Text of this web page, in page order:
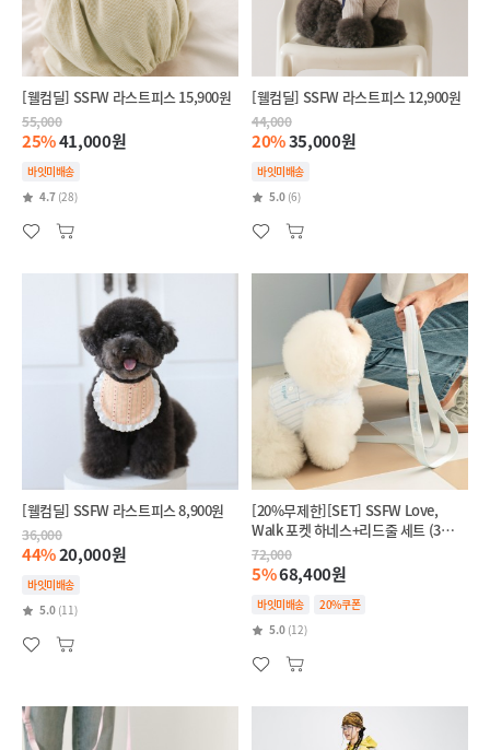
[웰컴딜] SSFW 라스트피스 15,900원
55,000
25%41,000원
바잇미배송
4.7 (28)
[웰컴딜] SSFW 라스트피스 12,900원
44,000
20%35,000원
바잇미배송
5.0 (6)
[웰컴딜] SSFW 라스트피스 8,900원
36,000
44%20,000원
바잇미배송
5.0 (11)
[20%무제한][SET] SSFW Love,
Walk 포켓 하네스+리드줄 세트 (3
colors)
72,000
5%68,400원
바잇미배송
20%쿠폰
5.0 (12)